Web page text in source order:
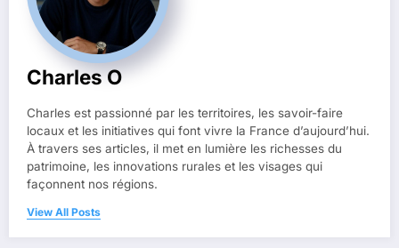
Charles O
Charles est passionné par les territoires, les savoir-faire
locaux et les initiatives qui font vivre la France d’aujourd’hui.
À travers ses articles, il met en lumière les richesses du
patrimoine, les innovations rurales et les visages qui
façonnent nos régions.
View All Posts